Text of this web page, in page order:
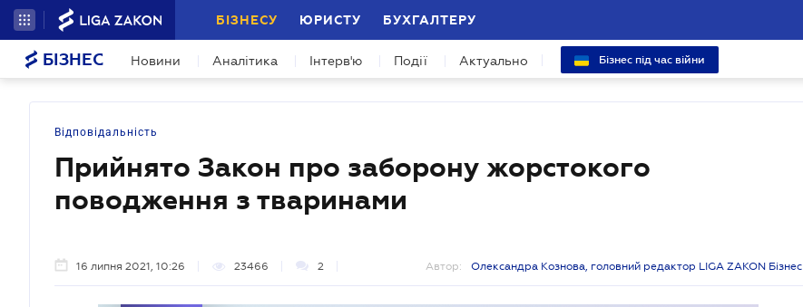
БІЗНЕСУ ЮРИСТУ БУХГАЛТЕРУ
БІЗНЕС Новини Аналітика Інтерв'ю Події Актуально Бізнес під час війни
Відповідальність
Прийнято Закон про заборону жорстокого
поводження з тваринами
16 липня 2021, 10:26 23466 2 Автор: Олександра Кознова, головний редактор LIGA ZAKON Бізнес